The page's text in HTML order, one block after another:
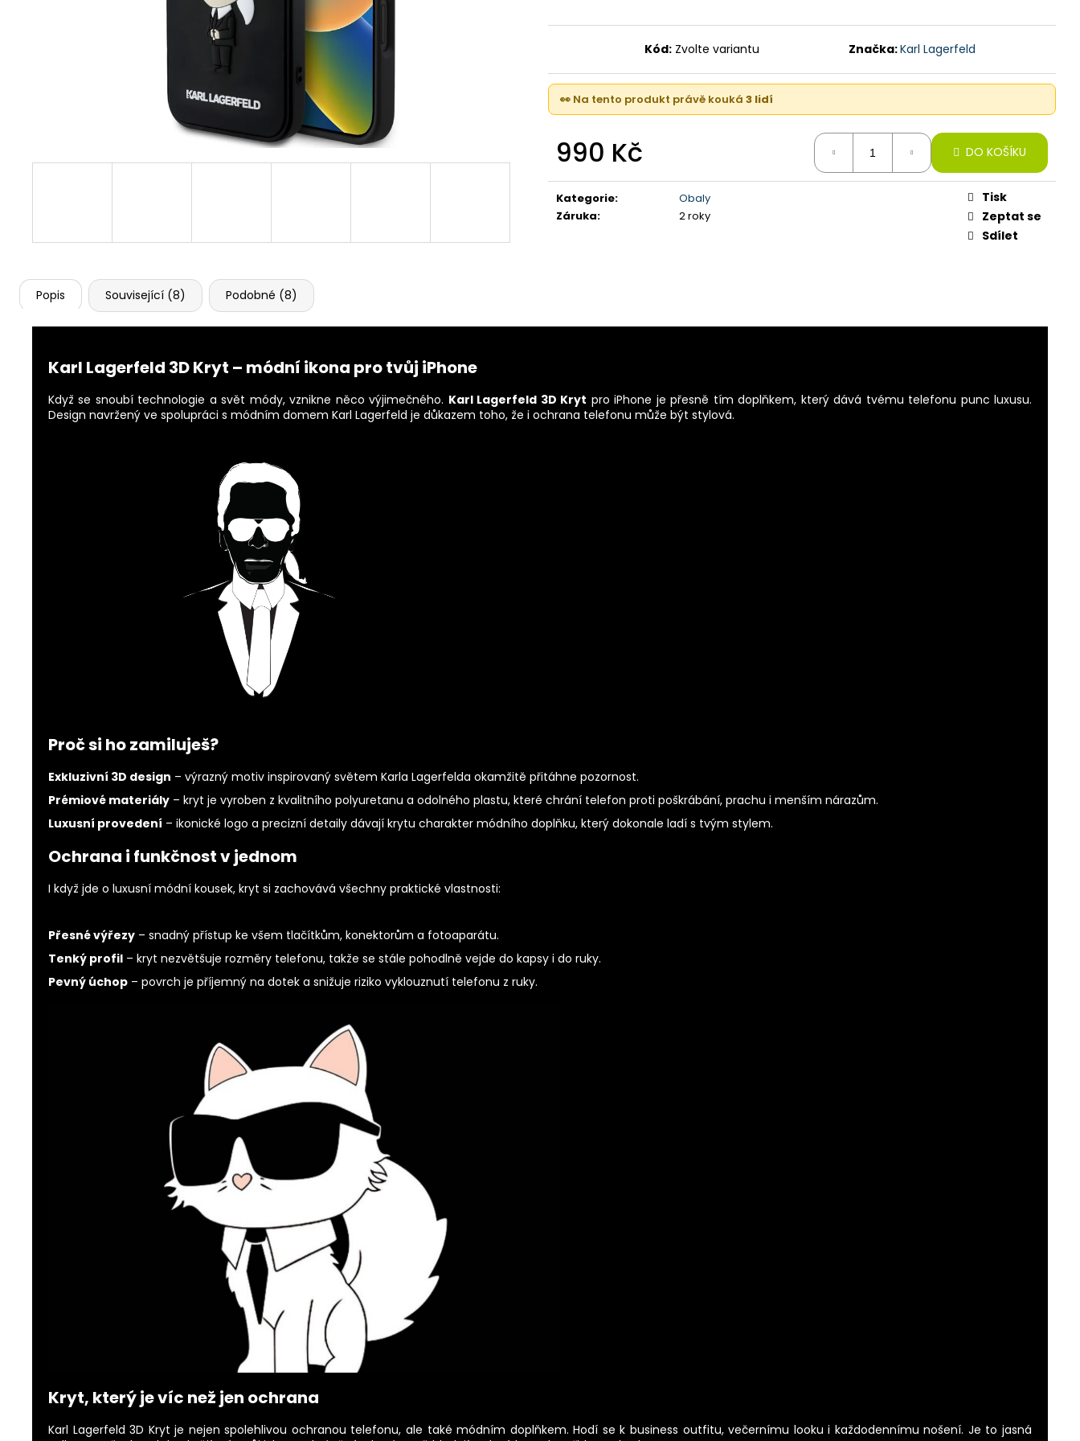
Kód: Zvolte variantu Značka:Karl Lagerfeld
👀 Na tento produkt právě kouká 3 lidí
990 Kč
cena:
DO KOŠÍKU
Kategorie:
Obaly
Záruka: 2 roky
Tisk
Zeptat se
Sdílet
Popis Související (8) Podobné (8)
Karl Lagerfeld 3D Kryt – módní ikona pro tvůj iPhone
Když se snoubí technologie a svět módy, vznikne něco výjimečného. Karl Lagerfeld 3D Kryt pro iPhone je přesně tím doplňkem, který dává tvému telefonu punc luxusu.
Design navržený ve spolupráci s módním domem Karl Lagerfeld je důkazem toho, že i ochrana telefonu může být stylová.
Proč si ho zamiluješ?
Exkluzivní 3D design – výrazný motiv inspirovaný světem Karla Lagerfelda okamžitě přitáhne pozornost.
Prémiové materiály – kryt je vyroben z kvalitního polyuretanu a odolného plastu, které chrání telefon proti poškrábání, prachu i menším nárazům.
Luxusní provedení – ikonické logo a precizní detaily dávají krytu charakter módního doplňku, který dokonale ladí s tvým stylem.
Ochrana i funkčnost v jednom
I když jde o luxusní módní kousek, kryt si zachovává všechny praktické vlastnosti:
Přesné výřezy – snadný přístup ke všem tlačítkům, konektorům a fotoaparátu.
Tenký profil – kryt nezvětšuje rozměry telefonu, takže se stále pohodlně vejde do kapsy i do ruky.
Pevný úchop – povrch je příjemný na dotek a snižuje riziko vyklouznutí telefonu z ruky.
Kryt, který je víc než jen ochrana
Karl Lagerfeld 3D Kryt je nejen spolehlivou ochranou telefonu, ale také módním doplňkem. Hodí se k business outfitu, večernímu looku i každodennímu nošení. Je to jasná
APPLE WATCH 11 46MM, BLACK (STAV A)
16 990 Kč
IPHONE 16, 128GB, BLACK (STAV A-)
21 090 Kč
23 000 Kč